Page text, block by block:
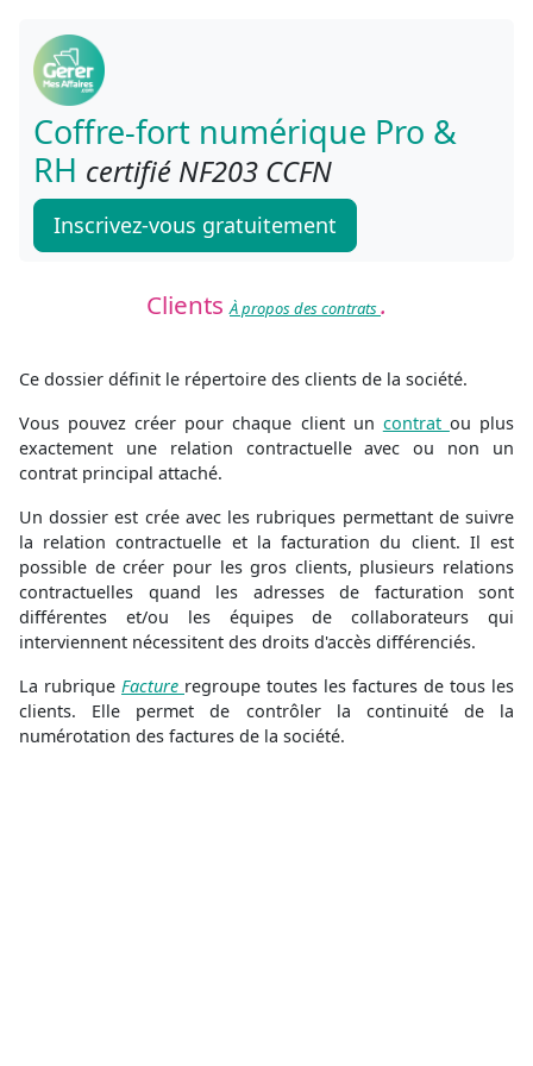
Coffre-fort numérique Pro &
RH certifié NF203 CCFN
Inscrivez-vous gratuitement
Clients À propos des contrats.
Ce dossier définit le répertoire des clients de la société.
Vous pouvez créer pour chaque client un contrat ou plus
exactement une relation contractuelle avec ou non un
contrat principal attaché.
Un dossier est crée avec les rubriques permettant de suivre
la relation contractuelle et la facturation du client. Il est
possible de créer pour les gros clients, plusieurs relations
contractuelles quand les adresses de facturation sont
différentes et/ou les équipes de collaborateurs qui
interviennent nécessitent des droits d'accès différenciés.
La rubrique Facture regroupe toutes les factures de tous les
clients. Elle permet de contrôler la continuité de la
numérotation des factures de la société.